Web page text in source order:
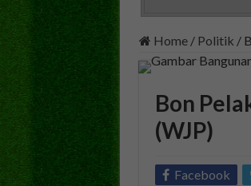
Home / Politik /
Bon
(WJP)
Facebook